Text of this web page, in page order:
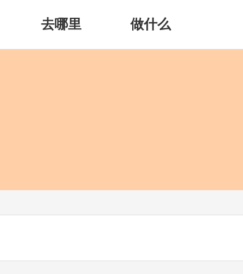
去哪里 做什么